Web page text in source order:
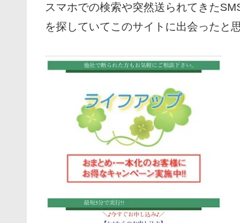
スマホでの検索や突然送られてきた
を探していてこのサイトに出会ったと思